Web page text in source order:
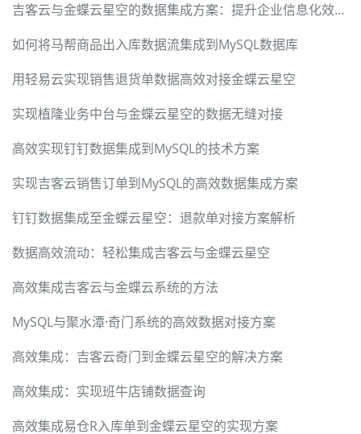
吉客云与金蝶云星空的数据集成方案：提升企业信息化效率的JY-BDS其他出库单实施案例
如何将马帮商品出入库数据流集成到MySQL数据库
用轻易云实现销售退货单数据高效对接金蝶云星空
实现植隆业务中台与金蝶云星空的数据无缝对接
高效实现钉钉数据集成到MySQL的技术方案
实现吉客云销售订单到MySQL的高效数据集成方案
钉钉数据集成至金蝶云星空：退款单对接方案解析
数据高效流动：轻松集成吉客云与金蝶云星空
高效集成吉客云与金蝶云系统的方法
MySQL与聚水潭·奇门系统的高效数据对接方案
高效集成：吉客云奇门到金蝶云星空的解决方案
高效集成：实现班牛店铺数据查询
高效集成易仓R入库单到金蝶云星空的实现方案